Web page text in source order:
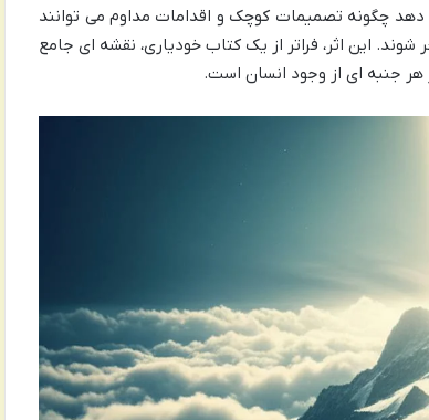
چگونه تصمیمات کوچک و اقدامات مداوم می توانند
این اثر، فراتر از یک کتاب خودیاری، نقشه ای جامع
هر جنبه ای از وجود انسان است.